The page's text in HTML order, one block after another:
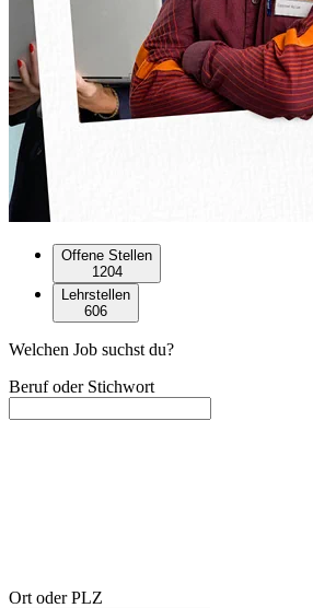
Offene Stellen
1204
Lehrstellen
606
Welchen Job suchst du?
Beruf oder Stichwort
Ort oder PLZ